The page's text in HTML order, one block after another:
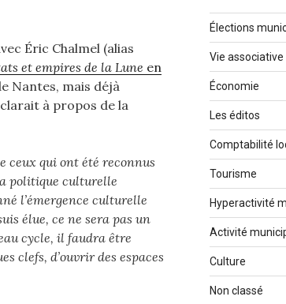
Éric Chalmel (alias
et empires de la Lune en
Nantes, mais déjà
à propos de la
ceux qui ont été reconnus
politique culturelle
l’émergence culturelle
élue, ce ne sera pas un
cycle, il faudra être
clefs, d’ouvrir des espaces
Élections
Vie associative
Économie
Les éditos
Comptabilité
Tourisme
Hyperactivité
Activité
Culture
Non classé